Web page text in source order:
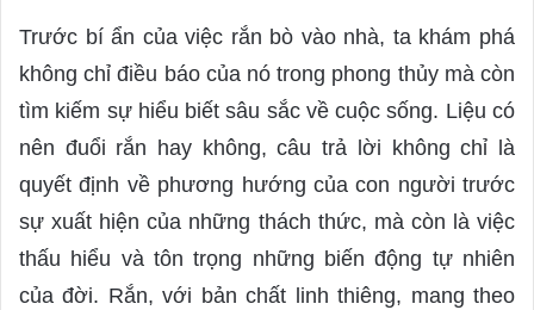
Trước bí ẩn của việc rắn bò vào nhà, ta khám phá
không chỉ điều báo của nó trong phong thủy mà còn
tìm kiếm sự hiểu biết sâu sắc về cuộc sống. Liệu có
nên đuổi rắn hay không, câu trả lời không chỉ là
quyết định về phương hướng của con người trước
sự xuất hiện của những thách thức, mà còn là việc
thấu hiểu và tôn trọng những biến động tự nhiên
của đời. Rắn, với bản chất linh thiêng, mang theo